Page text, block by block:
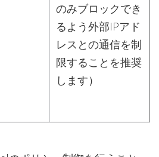
のみブロックでき
るよう外部IPアド
レスとの通信を制
限することを推奨
します）